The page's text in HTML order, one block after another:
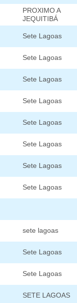
PROXIMO A
JEQUITIBÁ
Sete Lagoas
Sete Lagoas
Sete Lagoas
Sete Lagoas
Sete Lagoas
Sete Lagoas
Sete Lagoas
Sete Lagoas
sete lagoas
Sete Lagoas
Sete Lagoas
SETE LAGOAS